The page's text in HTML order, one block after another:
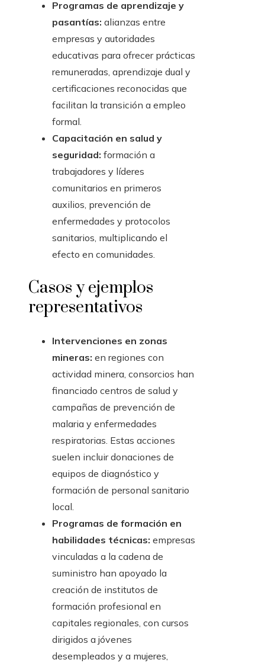
Programas de aprendizaje y
pasantías: alianzas entre
empresas y autoridades
educativas para ofrecer prácticas
remuneradas, aprendizaje dual y
certificaciones reconocidas que
facilitan la transición a empleo
formal.
Capacitación en salud y
seguridad: formación a
trabajadores y líderes
comunitarios en primeros
auxilios, prevención de
enfermedades y protocolos
sanitarios, multiplicando el
efecto en comunidades.
Casos y ejemplos
representativos
Intervenciones en zonas
mineras: en regiones con
actividad minera, consorcios han
financiado centros de salud y
campañas de prevención de
malaria y enfermedades
respiratorias. Estas acciones
suelen incluir donaciones de
equipos de diagnóstico y
formación de personal sanitario
local.
Programas de formación en
habilidades técnicas: empresas
vinculadas a la cadena de
suministro han apoyado la
creación de institutos de
formación profesional en
capitales regionales, con cursos
dirigidos a jóvenes
desempleados y a mujeres,